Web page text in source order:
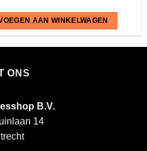
AAN WINKELWAGEN
ONS
B.V.
14